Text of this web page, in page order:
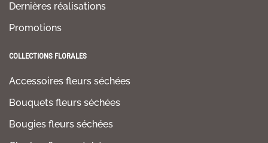
Dernières réalisations
Promotions
COLLECTIONS FLORALES
Accessoires fleurs séchées
Bouquets fleurs séchées
Bougies fleurs séchées